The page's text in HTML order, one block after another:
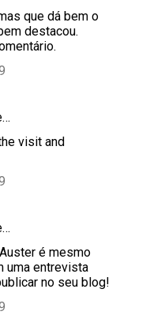
que dá bem o
destacou.
visit and
é mesmo
uma entrevista
no seu blog!